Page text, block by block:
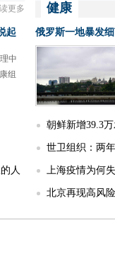
更多
起
中
组
人
健康
朝鲜新增39.3
世卫组织：两
1500万人死亡
上海疫情为何
北京再现高风